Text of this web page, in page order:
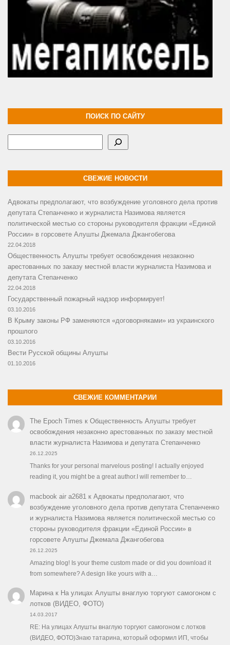
ПОИСК ПО САЙТУ
СВЕЖИЕ НОВОСТИ
Адвокаты предполагают, что возбуждение уголовного дела против
депутата Степанченко и журналиста Назимова является
политической местью со стороны руководителя фракции «Единой
России» в горсовете Алушты Джемала Джангобегова
22.04.2018
Общественность Алушты требует освобождения незаконно
арестованных по заказу местной власти журналиста Назимова и
депутата Степанченко
22.04.2018
Государственный пожарный надзор информирует!
03.10.2016
В Крыму законы РФ заменяются «договорняками» из украинского
прошлого
03.10.2016
Вести Русской общины Алушты
01.10.2016
СВЕЖИЕ КОММЕНТАРИИ
The Epoch Times к Общественность Алушты требует
освобождения незаконно арестованных по заказу местной
власти журналиста Назимова и депутата Степанченко
26.12.2025
Thanks for your personal marvelous posting! I actually enjoyed
reading it, you might be a great author.I will remember to…
macbook air a2681 к Адвокаты предполагают, что
возбуждение уголовного дела против депутата Степанченко
и журналиста Назимова является политической местью со
стороны руководителя фракции «Единой России» в
горсовете Алушты Джемала Джангобегова
26.12.2025
Amazing blog! Is your theme custom made or did you download it
from somewhere? A design like yours with a…
Маринак На улицах Алушты внаглую торгуют самогоном с
лотков (ВИДЕО, ФОТО)
14.03.2017
RE: На улицах Алушты внаглую торгуют самогоном с лотков
(ВИДЕО, ФОТО)Знаю татарина, который оформил ИП, чтобы